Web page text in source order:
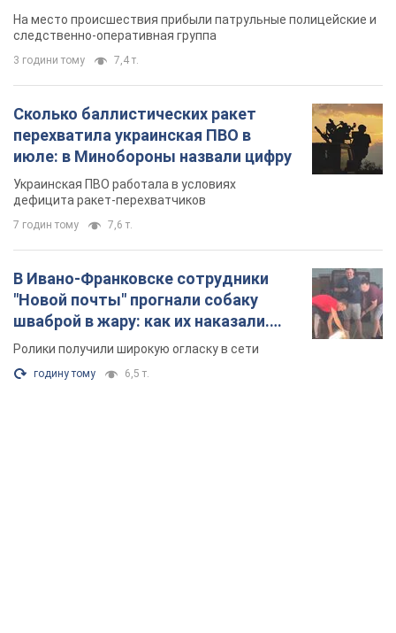
протокол. Видео
На место происшествия прибыли патрульные полицейские и
следственно-оперативная группа
3 години тому 7,4 т.
Сколько баллистических ракет
перехватила украинская ПВО в
июле: в Минобороны назвали цифру
Украинская ПВО работала в условиях
дефицита ракет-перехватчиков
7 годин тому 7,6 т.
В Ивано-Франковске сотрудники
"Новой почты" прогнали собаку
шваброй в жару: как их наказали.
Видео
Ролики получили широкую огласку в сети
годину тому 6,5 т.